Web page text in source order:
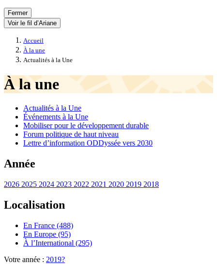
Fermer
Voir le fil d’Ariane
Accueil
À la une
Actualités à la Une
À la une
Actualités à la Une
Événements à la Une
Mobiliser pour le développement durable
Forum politique de haut niveau
Lettre d’information ODDyssée vers 2030
Année
2026 2025 2024 2023 2022 2021 2020 2019 2018
Localisation
En France (488)
En Europe (95)
À l’International (295)
Votre année : 2019?